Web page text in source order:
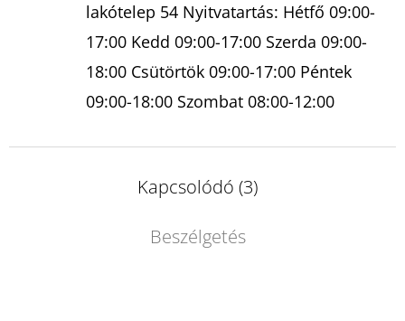
lakótelep 54 Nyitvatartás: Hétfő 09:00-
17:00 Kedd 09:00-17:00 Szerda 09:00-
18:00 Csütörtök 09:00-17:00 Péntek
09:00-18:00 Szombat 08:00-12:00
Kapcsolódó (3)
Beszélgetés